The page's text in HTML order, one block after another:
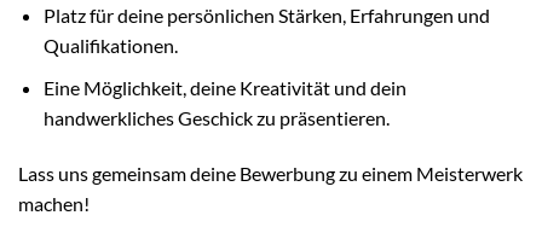
Platz für deine persönlichen Stärken, Erfahrungen und
Qualifikationen.
Eine Möglichkeit, deine Kreativität und dein
handwerkliches Geschick zu präsentieren.
Lass uns gemeinsam deine Bewerbung zu einem Meisterwerk
machen!